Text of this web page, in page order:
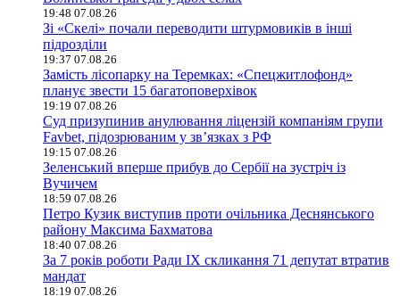
19:48 07.08.26
Зі «Скелі» почали переводити штурмовиків в інші
підрозділи
19:37 07.08.26
Замість лісопарку на Теремках: «Спецжитлофонд»
планує звести 15 багатоповерхівок
19:19 07.08.26
Суд призупинив анулювання ліцензій компаніям групи
Favbet, підозрюваним у зв’язках з РФ
19:15 07.08.26
Зеленський вперше прибув до Сербії на зустріч із
Вучичем
18:59 07.08.26
Петро Кузик виступив проти очільника Деснянського
району Максима Бахматова
18:40 07.08.26
За 7 років роботи Ради IX скликання 71 депутат втратив
мандат
18:19 07.08.26